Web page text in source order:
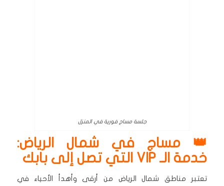
جلسة مساج فورية في المنزل
👑 مساج في شمال الرياض:
خدمة الـ VIP التي تصل إلى بابك
تعتبر مناطق شمال الرياض من أرقى وأهدأ الأحياء في